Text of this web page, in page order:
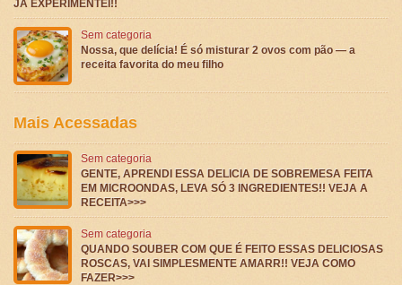
JÁ EXPERIMENTEI!!
Sem categoria
Nossa, que delícia! É só misturar 2 ovos com pão — a
receita favorita do meu filho
Mais Acessadas
Sem categoria
GENTE, APRENDI ESSA DELICIA DE SOBREMESA FEITA
EM MICROONDAS, LEVA SÓ 3 INGREDIENTES!! VEJA A
RECEITA>>>
Sem categoria
QUANDO SOUBER COM QUE É FEITO ESSAS DELICIOSAS
ROSCAS, VAI SIMPLESMENTE AMARR!! VEJA COMO
FAZER>>>